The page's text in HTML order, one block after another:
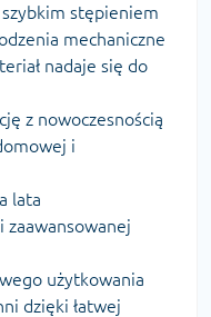
stępieniem
mechaniczne
nadaje się do
z nowoczesnością
i
lata
zaawansowanej
użytkowania
dzięki łatwej